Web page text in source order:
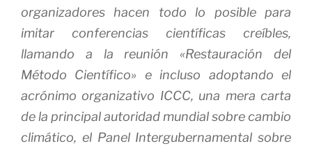
organizadores hacen todo lo posible para
imitar conferencias científicas creíbles,
llamando a la reunión «Restauración del
Método Científico» e incluso adoptando el
acrónimo organizativo ICCC, una mera carta
de la principal autoridad mundial sobre cambio
climático, el Panel Intergubernamental sobre